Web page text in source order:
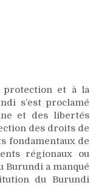
protection et à la
s’est proclamé
et des libertés
des droits de
fondamentaux de
régionaux ou
Burundi a manqué
du Burundi